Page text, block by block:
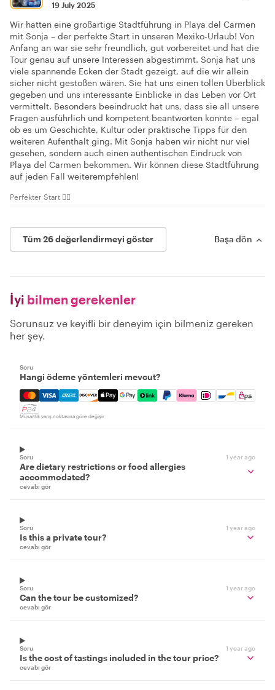
19 July 2025
Wir hatten eine großartige Stadtführung in Playa del Carmen
mit Sonja – der perfekte Start in unseren Mexiko-Urlaub! Von
Anfang an war sie sehr freundlich, gut vorbereitet und hat die
Tour genau auf unsere Interessen abgestimmt. Sonja hat uns
viele spannende Ecken der Stadt gezeigt, auf die wir allein
sicher nicht gestoßen wären. Sie hat uns einen tollen Überblick
gegeben und uns interessante Einblicke in das Leben vor Ort
vermittelt. Besonders beeindruckt hat uns, dass sie all unsere
Fragen ausführlich und kompetent beantworten konnte – egal
ob es um Geschichte, Kultur oder praktische Tipps für den
weiteren Aufenthalt ging. Mit Sonja haben wir nicht nur viel
gesehen, sondern auch einen authentischen Eindruck von
Playa del Carmen bekommen. Wir können diese Stadtführung
auf jeden Fall weiterempfehlen!
Perfekter Start 👌🏻
Tüm 26 değerlendirmeyi göster Başa dön
İyi bilmen gerekenler
Sorunsuz ve keyifli bir deneyim için bilmeniz gereken
her şey.
Soru
Hangi ödeme yöntemleri mevcut?
Mastercard, Visa, Amex, Discover, Apple Pay, Google
Müsaitlik varış noktasına göre değişir
Soru 1 year ago
Are dietary restrictions or food allergies
accommodated?
cevabı gör
Soru 1 year ago
Is this a private tour?
cevabı gör
Soru 1 year ago
Can the tour be customized?
cevabı gör
Soru 1 year ago
Is the cost of tastings included in the tour price?
cevabı gör